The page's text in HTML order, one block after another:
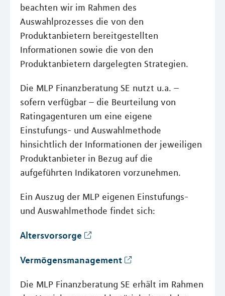
beachten wir im Rahmen des
Auswahlprozesses die von den
Produktanbietern bereitgestellten
Informationen sowie die von den
Produktanbietern dargelegten Strategien.
Die MLP Finanzberatung SE nutzt u.a. –
sofern verfügbar – die Beurteilung von
Ratingagenturen um eine eigene
Einstufungs- und Auswahlmethode
hinsichtlich der Informationen der jeweiligen
Produktanbieter in Bezug auf die
aufgeführten Indikatoren vorzunehmen.
Ein Auszug der MLP eigenen Einstufungs-
und Auswahlmethode findet sich:
Altersvorsorge
Vermögensmanagement
Die MLP Finanzberatung SE erhält im Rahmen